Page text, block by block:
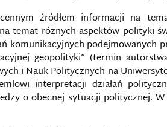
źródłem informacji na
temat różnych aspektów polityki
komunikacyjnych podejmowanych
geopolityki” (termin
i Nauk Politycznych na
interpretacji działań
o obecnej sytuacji politycznej.